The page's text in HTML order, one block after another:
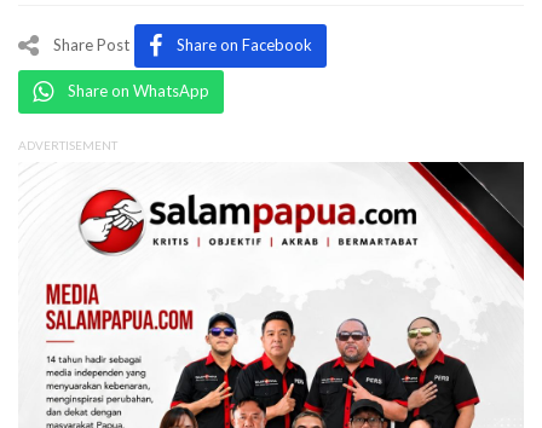
Share Post Share on Facebook
Share on WhatsApp
ADVERTISEMENT